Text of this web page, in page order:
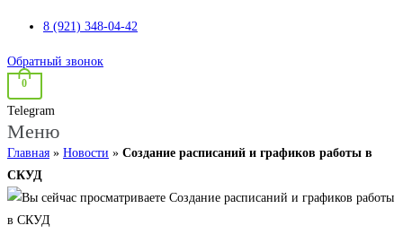
8 (921) 348-04-42
Обратный звонок
0
Telegram
Меню
Главная » Новости » Создание расписаний и графиков работы в
СКУД